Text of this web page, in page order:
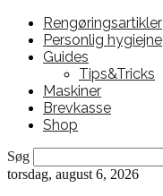
Rengøringsartikler
Personlig hygiejne
Guides
Tips&Tricks
Maskiner
Brevkasse
Shop
Søg
torsdag, august 6, 2026